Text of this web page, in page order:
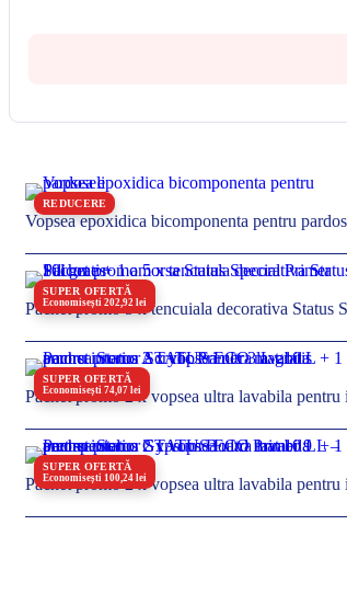
REDUCERE
Vopsea epoxidica bicomponenta pentru
SUPER OFERTĂ
Economisești 202,92 lei
Pachet promo 5 x tencuiala decorativa Status
SUPER OFERTĂ
Economisești 74,07 lei
Pachet promo 2 x vopsea ultra lavabila
SUPER OFERTĂ
Economisești 100,24 lei
Pachet promo 2 x vopsea ultra lavabila